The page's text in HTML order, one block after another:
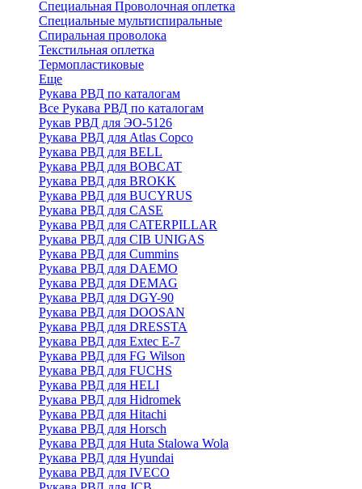
Специальная Проволочная оплетка
Специальные мультиспиральные
Спиральная проволока
Текстильная оплетка
Термопластиковые
Еще
Рукава РВД по каталогам
Все Рукава РВД по каталогам
Рукав РВД для ЭО-5126
Рукава РВД для Atlas Copco
Рукава РВД для BELL
Рукава РВД для BOBCAT
Рукава РВД для BROKK
Рукава РВД для BUCYRUS
Рукава РВД для CASE
Рукава РВД для CATERPILLAR
Рукава РВД для CIB UNIGAS
Рукава РВД для Cummins
Рукава РВД для DAEMO
Рукава РВД для DEMAG
Рукава РВД для DGY-90
Рукава РВД для DOOSAN
Рукава РВД для DRESSTA
Рукава РВД для Extec E-7
Рукава РВД для FG Wilson
Рукава РВД для FUCHS
Рукава РВД для HELI
Рукава РВД для Hidromek
Рукава РВД для Hitachi
Рукава РВД для Horsch
Рукава РВД для Huta Stalowa Wola
Рукава РВД для Hyundai
Рукава РВД для IVECO